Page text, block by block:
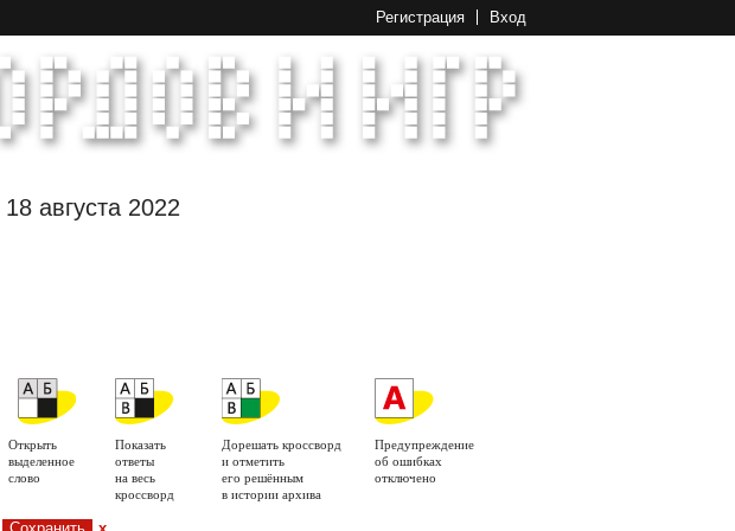
Регистрация Вход
18 августа 2022
Открыть
выделенное
слово
Показать
ответы
на весь
кроссворд
Дорешать кроссворд
и отметить
его решённым
в истории архива
Предупреждение
об ошибках
отключено